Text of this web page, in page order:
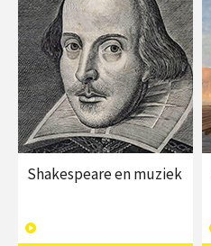
€ 195.00
vanaf 28
okt.
Op locatie
Shakespeare en muziek